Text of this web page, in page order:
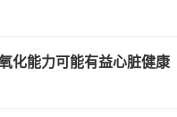
化能力可能有益心脏健康